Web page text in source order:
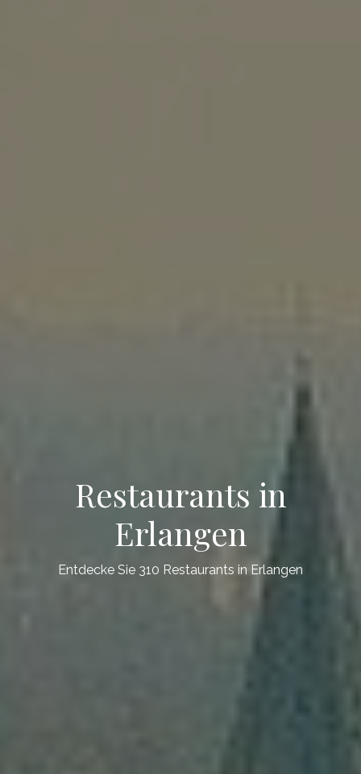
Restaurants in
Erlangen
Entdecke Sie 310 Restaurants in Erlangen